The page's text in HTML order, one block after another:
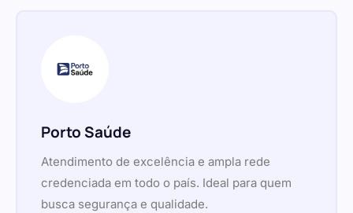
Porto Saúde
Atendimento de excelência e ampla rede
credenciada em todo o país. Ideal para quem
busca segurança e qualidade.